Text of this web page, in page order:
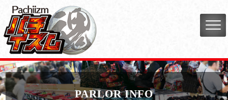
PARLOR INFO